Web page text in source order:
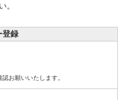
。
登録
お願いいたします。